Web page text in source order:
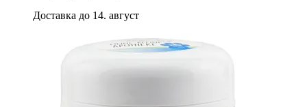
Доставка до 14. август